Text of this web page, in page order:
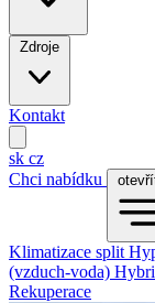
Zdroje
Kontakt
sk cz
Chci nabídku
Klimatizace split
(vzduch-voda)
Rekuperace